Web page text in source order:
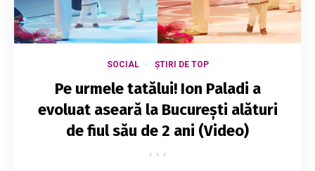
SOCIAL ȘTIRI DE TOP
Pe urmele tatălui! Ion Paladi a
evoluat aseară la București alături
de fiul său de 2 ani (Video)